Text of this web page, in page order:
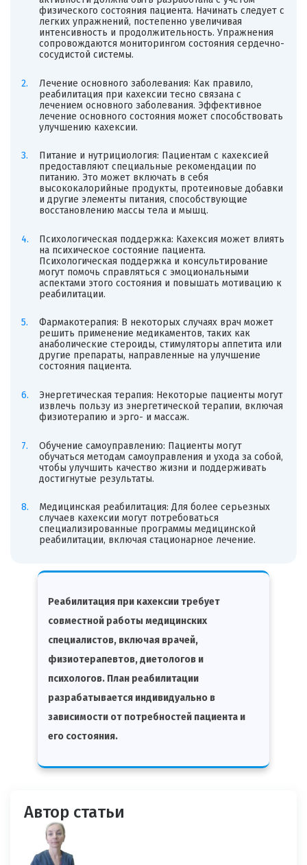
физического состояния пациента. Начинать следует с
легких упражнений, постепенно увеличивая
интенсивность и продолжительность. Упражнения
сопровождаются мониторингом состояния сердечно-
сосудистой системы.
Лечение основного заболевания: Как правило,
реабилитация при кахексии тесно связана с
лечением основного заболевания. Эффективное
лечение основного состояния может способствовать
улучшению кахексии.
Питание и нутрициология: Пациентам с кахексией
предоставляют специальные рекомендации по
питанию. Это может включать в себя
высококалорийные продукты, протеиновые добавки
и другие элементы питания, способствующие
восстановлению массы тела и мышц.
Психологическая поддержка: Кахексия может влиять
на психическое состояние пациента.
Психологическая поддержка и консультирование
могут помочь справляться с эмоциональными
аспектами этого состояния и повышать мотивацию к
реабилитации.
Фармакотерапия: В некоторых случаях врач может
решить применение медикаментов, таких как
анаболические стероиды, стимуляторы аппетита или
другие препараты, направленные на улучшение
состояния пациента.
Энергетическая терапия: Некоторые пациенты могут
извлечь пользу из энергетической терапии, включая
физиотерапию и эрго- и массаж.
Обучение самоуправлению: Пациенты могут
обучаться методам самоуправления и ухода за собой,
чтобы улучшить качество жизни и поддерживать
достигнутые результаты.
Медицинская реабилитация: Для более серьезных
случаев кахексии могут потребоваться
специализированные программы медицинской
реабилитации, включая стационарное лечение.
Реабилитация при кахексии требует
совместной работы медицинских
специалистов, включая врачей,
физиотерапевтов, диетологов и
психологов. План реабилитации
разрабатывается индивидуально в
зависимости от потребностей пациента и
его состояния.
Автор статьи